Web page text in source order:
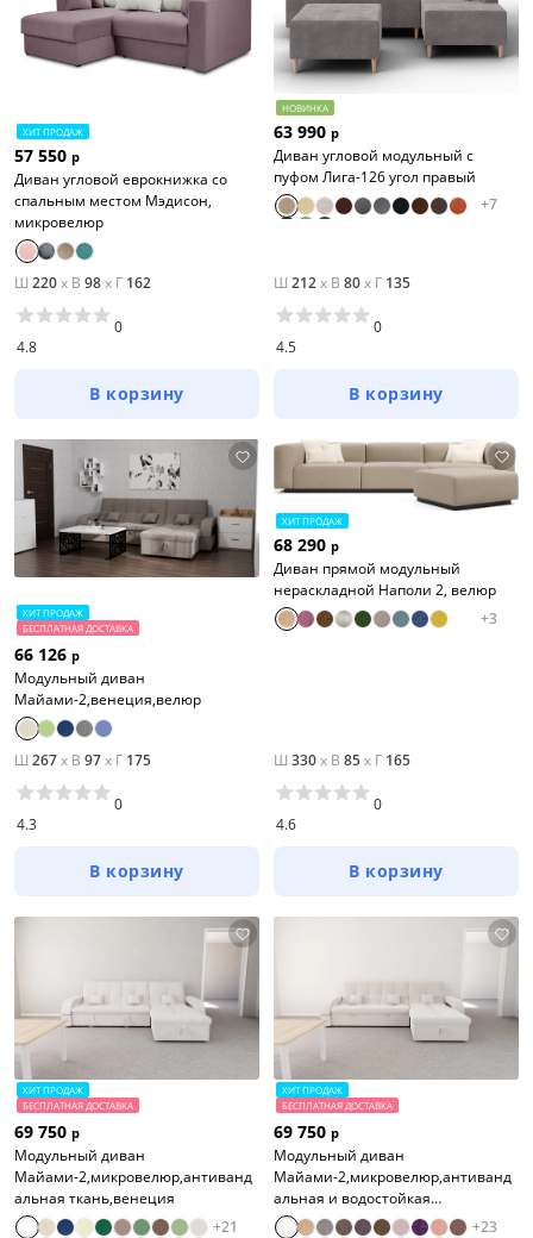
ХИТ ПРОДАЖ
57 550 р
Диван угловой еврокнижка со
спальным местом Мэдисон,
микровелюр
Ш 220x В 98x Г 162
4.8
0
В корзину
НОВИНКА
63 990 р
Диван угловой модульный с
пуфом Лига-126 угол правый
+7
Ш 212x В 80x Г 135
4.5
0
В корзину
ХИТ ПРОДАЖ
БЕСПЛАТНАЯ ДОСТАВКА
66 126 р
Модульный диван
Майами-2,венеция,велюр
Ш 267x В 97x Г 175
4.3
0
В корзину
ХИТ ПРОДАЖ
68 290 р
Диван прямой модульный
нераскладной Наполи 2, велюр
+3
Ш 330x В 85x Г 165
4.6
0
В корзину
ХИТ ПРОДАЖ
БЕСПЛАТНАЯ ДОСТАВКА
69 750 р
Модульный диван
Майами-2,микровелюр,антиванд
альная ткань,венеция
+21
ХИТ ПРОДАЖ
БЕСПЛАТНАЯ ДОСТАВКА
69 750 р
Модульный диван
Майами-2,микровелюр,антиванд
альная и водостойкая
ткань,венеция
+23